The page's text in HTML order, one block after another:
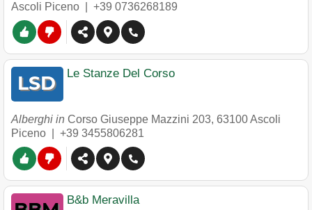
Ascoli Piceno
+39 0736268189
Le Stanze Del Corso
Alberghi in Corso Giuseppe Mazzini 203, 63100Ascoli
Piceno
+39 3455806281
B&b Meravilla